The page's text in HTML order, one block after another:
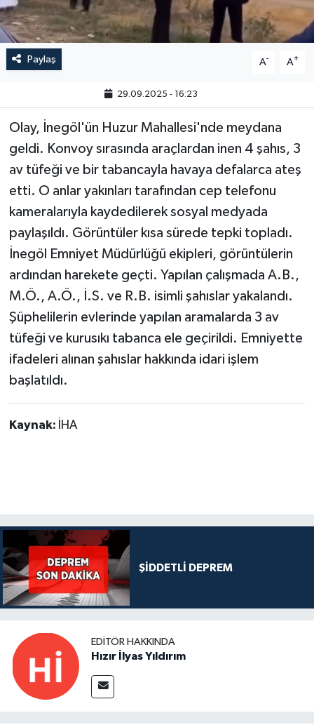
Paylaş A- A+
29.09.2025 - 16:23
Olay, İnegöl'ün Huzur Mahallesi'nde meydana
geldi. Konvoy sırasında araçlardan inen 4 şahıs, 3
av tüfeği ve bir tabancayla havaya defalarca ateş
etti. O anlar yakınları tarafından cep telefonu
kameralarıyla kaydedilerek sosyal medyada
paylaşıldı. Görüntüler kısa sürede tepki topladı.
İnegöl Emniyet Müdürlüğü ekipleri, görüntülerin
ardından harekete geçti. Yapılan çalışmada A.B.,
M.Ö., A.Ö., İ.S. ve R.B. isimli şahıslar yakalandı.
Şüphelilerin evlerinde yapılan aramalarda 3 av
tüfeği ve kurusıkı tabanca ele geçirildi. Emniyette
ifadeleri alınan şahıslar hakkında idari işlem
başlatıldı.
Kaynak: İHA
ŞİDDETLİ DEPREM
EDITÖR HAKKINDA
Hızır İlyas Yıldırım